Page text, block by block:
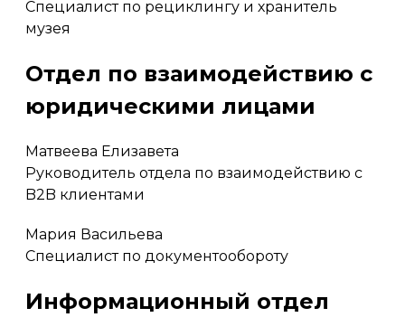
Специалист по рециклингу и хранитель
музея
Отдел по взаимодействию с
юридическими лицами
Матвеева Елизавета
Руководитель отдела по взаимодействию с
B2B клиентами
Мария Васильева
Специалист по документообороту
Информационный отдел